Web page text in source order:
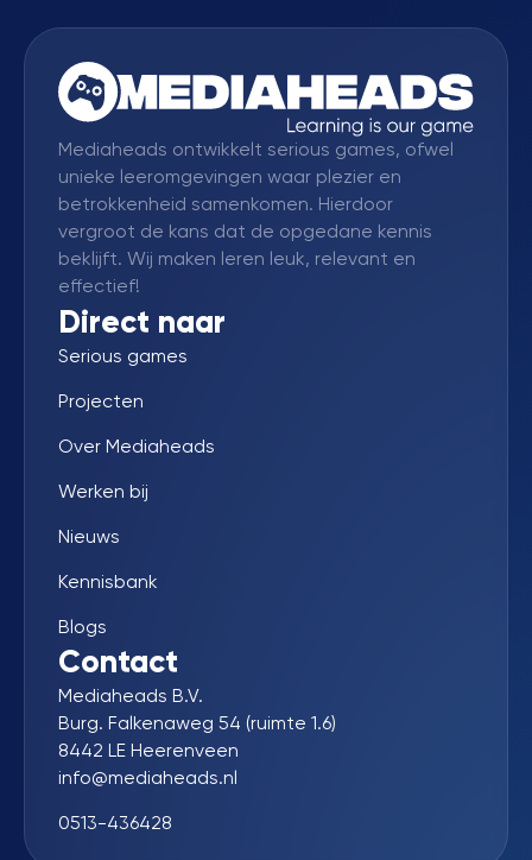
Mediaheads ontwikkelt serious games, ofwel
unieke leeromgevingen waar plezier en
betrokkenheid samenkomen. Hierdoor
vergroot de kans dat de opgedane kennis
beklijft. Wij maken leren leuk, relevant en
effectief!
Direct naar
Serious games
Projecten
Over Mediaheads
Werken bij
Nieuws
Kennisbank
Blogs
Contact
Mediaheads B.V.
Burg. Falkenaweg 54 (ruimte 1.6)
8442 LE Heerenveen
info@mediaheads.nl
0513-436428